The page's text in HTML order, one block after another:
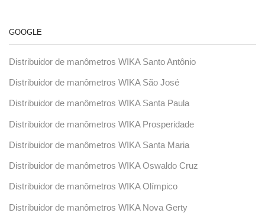
GOOGLE
Distribuidor de manômetros WIKA Santo Antônio
Distribuidor de manômetros WIKA São José
Distribuidor de manômetros WIKA Santa Paula
Distribuidor de manômetros WIKA Prosperidade
Distribuidor de manômetros WIKA Santa Maria
Distribuidor de manômetros WIKA Oswaldo Cruz
Distribuidor de manômetros WIKA Olímpico
Distribuidor de manômetros WIKA Nova Gerty